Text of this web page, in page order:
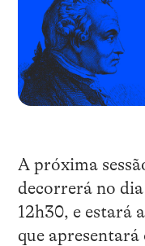
A próxima
decorrerá no
12h30, e estará
que